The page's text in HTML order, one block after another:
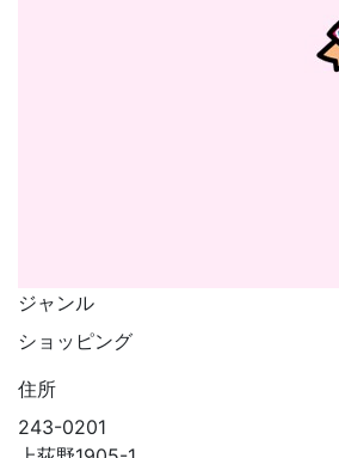
ジャンル
ショッピング
住所
243-0201